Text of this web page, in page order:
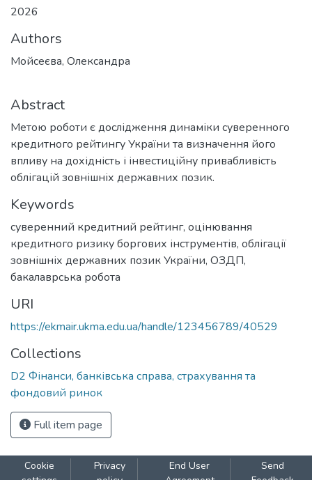
2026
Authors
Мойсеєва, Олександра
Abstract
Метою роботи є дослідження динаміки суверенного
кредитного рейтингу України та визначення його
впливу на дохідність і інвестиційну привабливість
облігацій зовнішніх державних позик.
Keywords
суверенний кредитний рейтинг, оцінювання
кредитного ризику боргових інструментів, облігації
зовнішніх державних позик України, ОЗДП,
бакалаврська робота
URI
https://ekmair.ukma.edu.ua/handle/123456789/40529
Collections
D2 Фінанси, банківська справа, страхування та
фондовий ринок
Full item page
Cookie
Privacy
End User
Send